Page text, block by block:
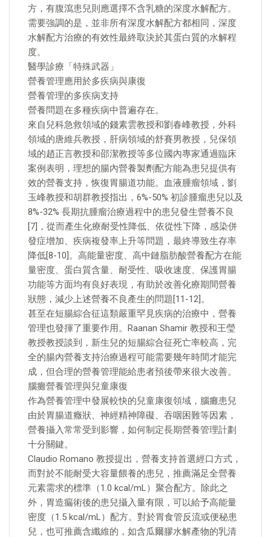
方，有腹瀉患兒則應選擇不含乳糖的深度水解配方。
需要強調的是，並非所有深度水解配方都相同，深度
水解配方治療的有效性最終取決於其蛋白質的水解程
度。
醫學診療「特殊武器」
營養管理應用於多疾病與康復
營養管理的多疾病支持
營養問題在多種疾病中普遍存在。
來自兒科急救領域的錢素雲教授和劉春峰教授，外科
領域的唐維兵教授，肝病領域的舒賽男教授，兒保領
域的趙正言教授和邵潔教授等多位國內專家通過臨床
案例表明，理想的腸內營養製劑配方能為患兒提供有
效的營養支持，恢復胃腸道功能。血液腫瘤領域，劉
玉峰教授和胡群教授指出，6%-50% 初診腫瘤患兒以及
8%-32% 長期抗腫瘤治療過程中的患兒發生營養不良
[7]，從而產生化療耐受性降低、依從性下降，感染併
發症增加、疾病複發率上升等問題，最終導致生存率
降低[8-10]。高能量密度、高中鏈脂肪酸營養配方在能
量密度、蛋白質含量、耐受性、吸收速度、保護胃腸
功能等方面均有良好表現，有助於改善化療期間營養
狀態，減少上述營養不良產生的問題[11-12]。
甚至在短腸綜合征這類嚴重罕見疾病的治療中，營養
管理也發揮了重要作用。Raanan Shamir 教授和王瑩
教授教授談到，新生兒的短腸綜合征死亡率較高，完
全的腸內營養支持治療過程可能需要幾年時間才能完
成，但合理的營養管理能給患者預後帶來很大改善。
腦癱營養管理與兒童康復
作為營養管理中發展較快的兒童康復領域，腦癱患兒
由於胃腸道癥狀、神經精神障礙、吞咽困難等因素，
營養攝入常常受到影響，如何制定長期營養管理計劃
十分關鍵。
Claudio Romano 教授提出，營養支持首選經口方式，
而對於不能耐受大容量餵養的患兒，推薦滿足全營養
元素需求的標準（1.0 kcal/mL）聚合配方。除此之
外，胃造瘺術後的患兒攝入量有限，可以給予高能量
密度（1.5 kcal/mL）配方。對於胃食管反流或便秘患
兒，也可推薦含纖維的，如含瓜爾膠水解產物的乳清